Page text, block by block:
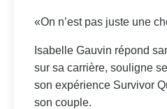
«On n’est pas juste une
Isabelle Gauvin répond
sur sa carrière, souligne
son expérience Survivor
son couple.